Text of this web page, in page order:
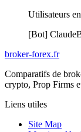
Utilisateurs
[Bot]
broker-forex.fr
Comparatifs de
crypto, Prop Firms
Liens utiles
Site Map